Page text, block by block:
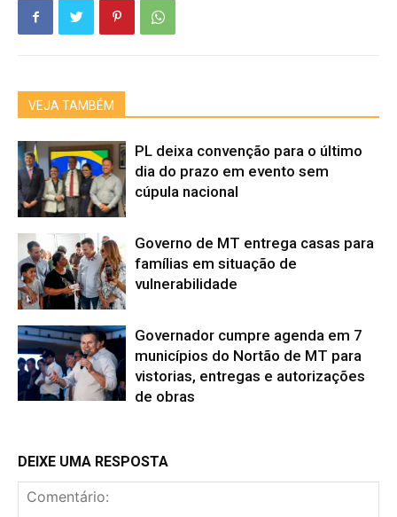
VEJA TAMBÉM
PL deixa convenção para o último
dia do prazo em evento sem
cúpula nacional
Governo de MT entrega casas para
famílias em situação de
vulnerabilidade
Governador cumpre agenda em 7
municípios do Nortão de MT para
vistorias, entregas e autorizações
de obras
DEIXE UMA RESPOSTA